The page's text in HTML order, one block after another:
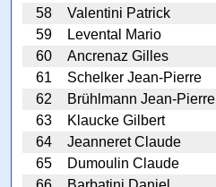
58
Valentini Patrick
59
Levental Mario
60
Ancrenaz Gilles
61
Schelker Jean-Pierre
62
Brühlmann Jean-Pierre
63
Klaucke Gilbert
64
Jeanneret Claude
65
Dumoulin Claude